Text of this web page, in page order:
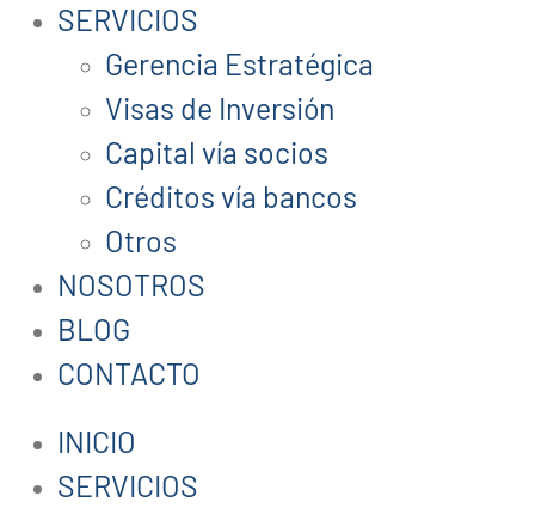
SERVICIOS
Gerencia Estratégica
Visas de Inversión
Capital vía socios
Créditos vía bancos
Otros
NOSOTROS
BLOG
CONTACTO
INICIO
SERVICIOS